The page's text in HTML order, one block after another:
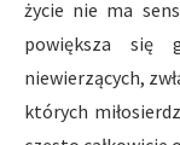
życie nie ma
powiększa się
niewierzących,
których